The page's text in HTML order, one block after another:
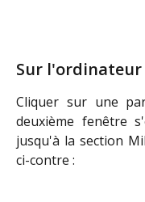
Sur l'ordinateur
Cliquer sur une
deuxième fenêtre
jusqu'à la section
ci-contre :